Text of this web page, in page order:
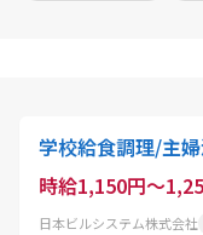
学校給食調理/主
時給1,150円～
日本ビルシステム株式会社